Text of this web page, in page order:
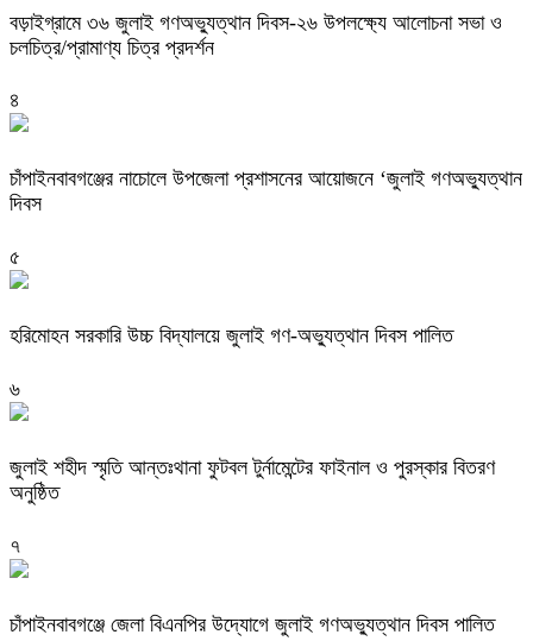
বড়াইগ্রামে ৩৬ জুলাই গণঅভ্যুত্থান দিবস-২৬ উপলক্ষ্যে আলোচনা সভা ও
চলচিত্র/প্রামাণ্য চিত্র প্রদর্শন
৪
চাঁপাইনবাবগঞ্জের নাচোলে উপজেলা প্রশাসনের আয়োজনে ‘জুলাই গণঅভ্যুত্থান
দিবস
৫
হরিমোহন সরকারি উচ্চ বিদ্যালয়ে জুলাই গণ-অভ্যুত্থান দিবস পালিত
৬
জুলাই শহীদ স্মৃতি আন্তঃথানা ফুটবল টুর্নামেন্টের ফাইনাল ও পুরস্কার বিতরণ
অনুষ্ঠিত
৭
চাঁপাইনবাবগঞ্জে জেলা বিএনপির উদ্যোগে জুলাই গণঅভ্যুত্থান দিবস পালিত